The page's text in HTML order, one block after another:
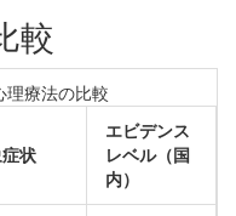
較
理療法の比較
状
エビデンス
レベル（国
内）